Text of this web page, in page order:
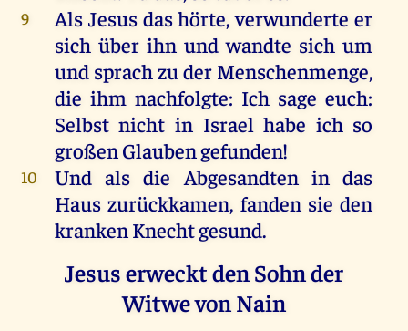
9 Als Jesus das hörte,verwunderte er
sich über ihn und wandte sich um
und sprachzuder Menschenmenge,
die ihm nachfolgte: Ich sage euch:
Selbst nicht in Israel habe ich so
großenGlaubengefunden!
10 Und als die Abgesandten in das
Hauszurückkamen, fanden sie den
krankenKnechtgesund.
Jesus erweckt den Sohn der
Witwe von Nain